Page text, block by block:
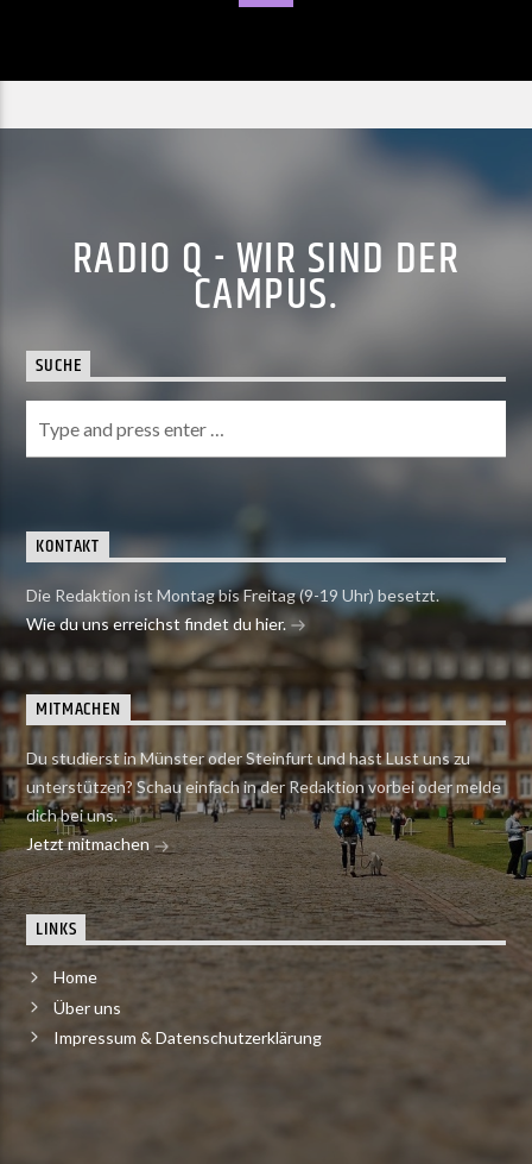
RADIO Q - WIR SIND DER
CAMPUS.
SUCHE
KONTAKT
Die Redaktion ist Montag bis Freitag (9-19 Uhr) besetzt.
Wie du uns erreichst findet du hier.
MITMACHEN
Du studierst in Münster oder Steinfurt und hast Lust uns zu
unterstützen? Schau einfach in der Redaktion vorbei oder melde
dich bei uns.
Jetzt mitmachen
LINKS
Home
Über uns
Impressum & Datenschutzerklärung